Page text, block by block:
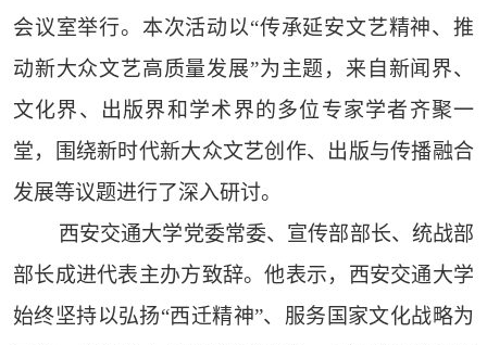
会议室举行。本次活动以“传承延安文艺精神、推
动新大众文艺高质量发展”为主题，来自新闻界、
文化界、出版界和学术界的多位专家学者齐聚一
堂，围绕新时代新大众文艺创作、出版与传播融合
发展等议题进行了深入研讨。
西安交通大学党委常委、宣传部部长、统战部
部长成进代表主办方致辞。他表示，西安交通大学
始终坚持以弘扬“西迁精神”、服务国家文化战略为